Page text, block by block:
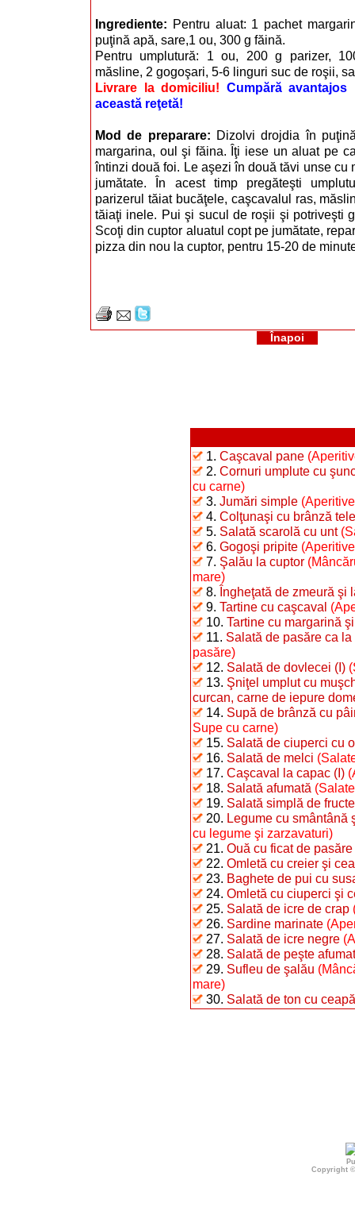
Ingrediente: Pentru aluat: 1 pachet
puţină apă, sare,1 ou, 300 g făină.
Pentru umplutură: 1 ou, 200 g parizer,
măsline, 2 gogoşari, 5-6 linguri suc de roşii,
Livrare la domiciliu! Cumpără avantajos
această reţetă!
Mod de preparare: Dizolvi drojdia în
margarina, oul şi făina. Îţi iese un aluat pe
întinzi două foi. Le aşezi în două tăvi unse cu
jumătate. În acest timp pregăteşti
parizerul tăiat bucăţele, caşcavalul ras,
tăiaţi inele. Pui şi sucul de roşii şi potriveşti
Scoţi din cuptor aluatul copt pe jumătate,
pizza din nou la cuptor, pentru 15-20 de
Înapoi
1. Caşcaval pane
2. Cornuri umplute cu
cu carne)
3. Jumări simple
4. Colţunaşi cu brânză
5. Salată scarolă cu unt
6. Gogoşi pripite
7. Şalău la cuptor
mare)
8. Îngheţată de zmeură şi
9. Tartine cu caşcaval
10. Tartine cu margarină
11. Salată de pasăre ca
pasăre)
12. Salată de dovlecei (I)
13. Şniţel umplut cu
curcan, carne de iepure
14. Supă de brânză cu
Supe cu carne)
15. Salată de ciuperci cu
16. Salată de melci
17. Caşcaval la capac (I)
18. Salată afumată
19. Salată simplă de fructe
20. Legume cu smântână
cu legume şi zarzavaturi)
21. Ouă cu ficat de pasăre
22. Omletă cu creier şi
23. Baghete de pui cu
24. Omletă cu ciuperci şi
25. Salată de icre de crap
26. Sardine marinate
27. Salată de icre negre
28. Salată de peşte
29. Sufleu de şalău
mare)
30. Salată de ton cu ceapă
Copyright